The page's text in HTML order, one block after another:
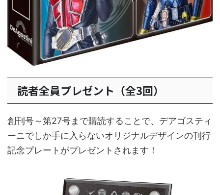
読者全員プレゼント（全3回）
創刊号～第27号まで購読することで、デアゴスティ
ーニでしか手に入らないオリジナルデザインの刊行
記念プレートがプレゼントされます！